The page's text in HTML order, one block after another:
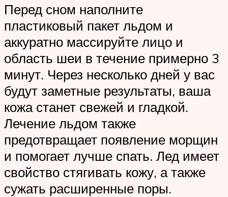
Перед сном наполните
пластиковый пакет льдом и
аккуратно массируйте лицо и
область шеи в течение примерно 3
минут. Через несколько дней у вас
будут заметные результаты, ваша
кожа станет свежей и гладкой.
Лечение льдом также
предотвращает появление морщин
и помогает лучше спать. Лед имеет
свойство стягивать кожу, а также
сужать расширенные поры.